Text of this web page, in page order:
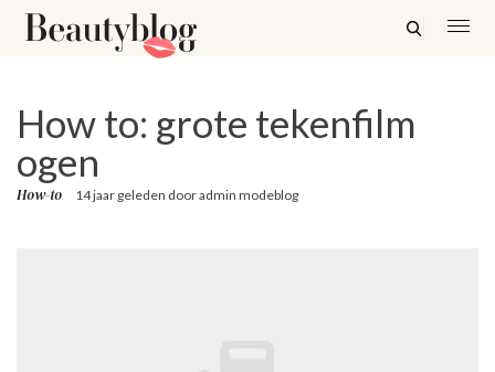
How to: grote tekenfilm
ogen
How-to 14 jaar geleden dooradmin modeblog